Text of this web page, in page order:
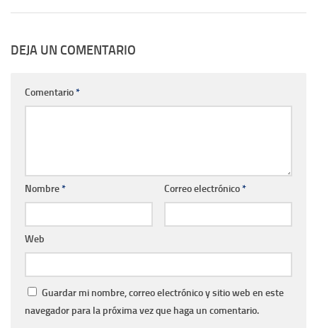
DEJA UN COMENTARIO
Comentario*
Nombre* Correo electrónico*
Web
Guardar mi nombre, correo electrónico y sitio web en este
navegador para la próxima vez que haga un comentario.